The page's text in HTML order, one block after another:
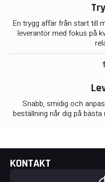
En trygg affär från start till
leverantör med fokus på
Snabb, smidig och
beställning når dig på
KONTAKT